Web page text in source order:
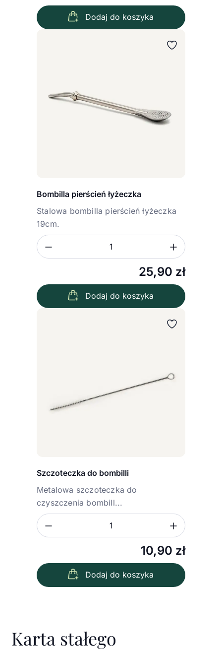
Dodaj do koszyka
Bombilla pierścień łyżeczka
Stalowa bombilla pierścień łyżeczka
19cm.
25,90 zł
Zmniejsz ilość
Dodaj do koszyka
Szczoteczka do bombilli
Metalowa szczoteczka do
czyszczenia bombill...
10,90 zł
Zmniejsz ilość
Dodaj do koszyka
Karta stałego